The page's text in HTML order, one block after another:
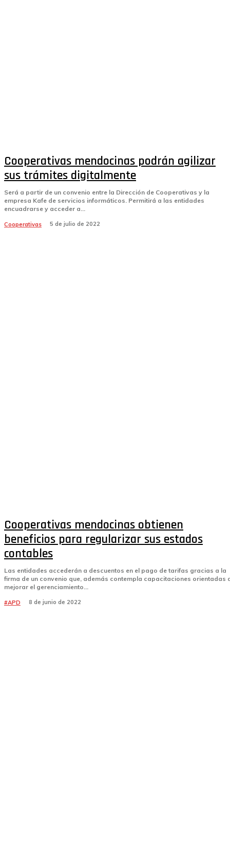
Cooperativas mendocinas podrán agilizar
sus trámites digitalmente
Será a partir de un convenio entre la Dirección de Cooperativas y la
empresa Kafe de servicios informáticos. Permitirá a las entidades
encuadrarse y acceder a...
Cooperativas 5 de julio de 2022
Cooperativas mendocinas obtienen
beneficios para regularizar sus estados
contables
Las entidades accederán a descuentos en el pago de tarifas gracias a la
firma de un convenio que, además contempla capacitaciones orientadas
mejorar el gerenciamiento...
#APD 8 de junio de 2022